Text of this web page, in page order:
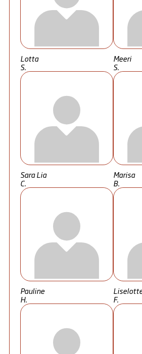
Lotta
S.
Meeri
S.
Sara Lia
C.
Marisa
B.
Pauline
H.
F.